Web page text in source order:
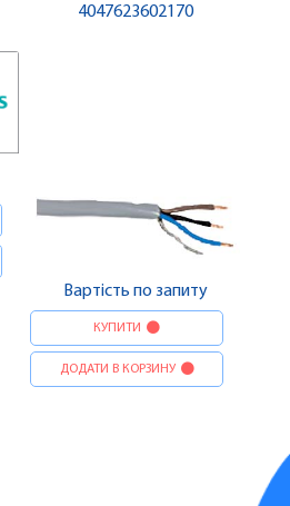
4047623602170
Вартість по запиту
КУПИТИ
ДОДАТИ В КОРЗИНУ